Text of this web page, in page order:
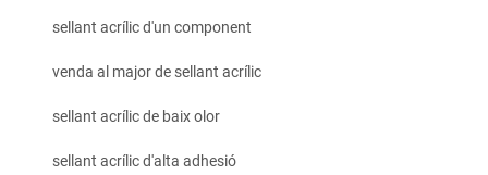
sellant acrílic d'un component
venda al major de sellant acrílic
sellant acrílic de baix olor
sellant acrílic d'alta adhesió